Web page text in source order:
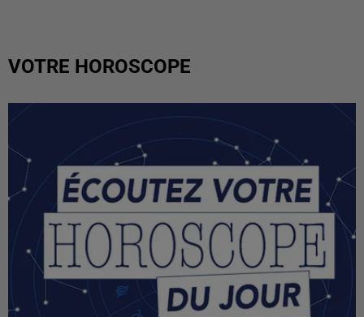
VOTRE HOROSCOPE